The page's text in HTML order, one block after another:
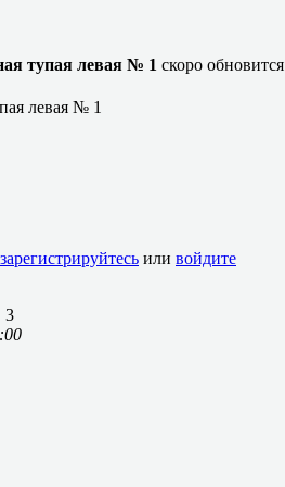
тупая левая № 1 скоро обновится
левая № 1
зарегистрируйтесь или войдите
3